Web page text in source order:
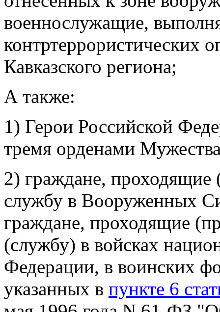
военнослужащие,
контртеррористических
Кавказского региона;
А также:
1) Герои Российской
тремя орденами
2) граждане,
службу в Вооруженных
граждане, проходящие
(службу) в войсках
Федерации, в воинских
указанных в пункте 6